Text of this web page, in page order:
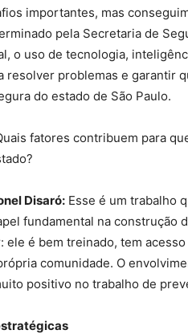
importantes, mas
pela Secretaria de
o uso de tecnologia,
resolver problemas e garantir
do estado de São Paulo.
fatores contribuem para
Disaró: Esse é um trabalho
fundamental na construção
ele é bem treinado, tem
comunidade. O
positivo no trabalho de